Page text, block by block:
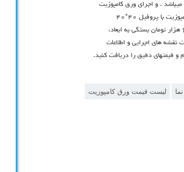
متقير ميباشد . و اجراي ورق كامپوزيت
از مبلغ هر متر مربع ٤٥٠ هزار تا ١/٥٠٠ هزار ميباشد، زيرسازي فلزي ورق كامپوزيت با پروفيل ٤٠*٤٠
و٤٠*٨٠ اهني انجام ميگردد كه در هر متر مربع حدودا از ٤٠٠ هزار تا تا ٦٠٠ هزار تومان بستگي به ابعاد،
نقشه هاي اجرايي و اطلاعات
و قيمتهاي دقيق را دريافت كنيد.
لیست قیمت ورق کامپوزیت